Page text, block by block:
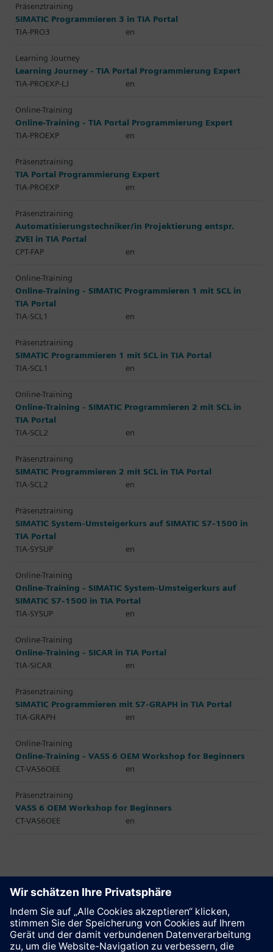
Präsenztraining
SIMATIC Programmieren 3 in TIA Portal
TIA-PRO3
en
Learning Journey
Learning Journey - TIA Portal Programmierung Expert
TIA-PROEXP-LJ
en
Online-Training
Online-Training - TIA Portal Programmierung Expert
TIA-PROEXP
en
Präsenztraining
TIA Portal Programmierung Expert
TIA-PROEXP
en
Präsenztraining
Automatisierungstechniker/in Projektierung entspr.
ZVEI in TIA Portal
CPT-FAP
en
Online-Training
Online-Training - SIMATIC Programmieren 1 mit SCL in
TIA Portal
TIA-SCL1
en
Präsenztraining
SIMATIC Programmieren 1 mit SCL in TIA Portal
TIA-SCL1
en
Online-Training
Online-Training - SIMATIC Programmieren 2 mit SCL in
TIA Portal
TIA-SCL2
en
Präsenztraining
SIMATIC Programmieren 2 mit SCL in TIA Portal
TIA-SCL2
en
Präsenztraining
SIMATIC System-Umsteigerkurs auf SIMATIC S7-1500 in
TIA Portal
TIA-SYSUP
en
Online-Training
Online-Training - SIMATIC System-Umsteigerkurs auf
SIMATIC S7-1500 in TIA Portal
TIA-SYSUP
en
Online-Training
Online-Training - SICAR in TIA Portal
TIA-SICAR
en
Präsenztraining
SIMATIC Programmieren mit S7-GRAPH in TIA Portal
TIA-GRAPH
en
Online-Training
Online-Training - VASS 6 OEM Workshop for Beginners
CT-VAS6OEE
en
Präsenztraining
VASS 6 OEM Workshop for Beginners
CT-VAS6OEE
en
Diese Seite weiterempfehlen